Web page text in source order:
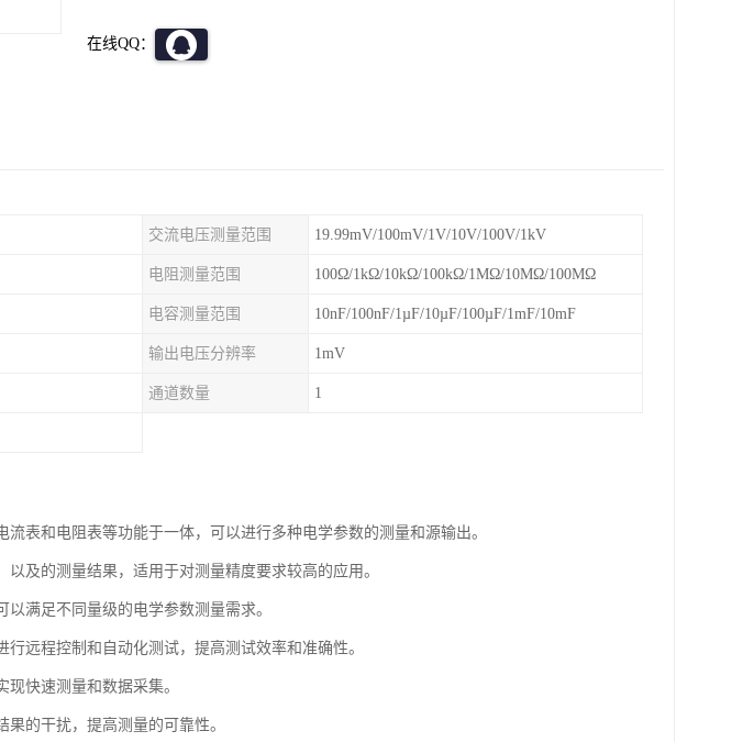
在线QQ：
交流电压测量范围 19.99mV/100mV/1V/10V/100V/1kV
电阻测量范围 100Ω/1kΩ/10kΩ/100kΩ/1MΩ/10MΩ/100MΩ
电容测量范围 10nF/100nF/1µF/10µF/100µF/1mF/10mF
输出电压分辨率 1mV
通道数量 1
表和电阻表等功能于一体，可以进行多种电学参数的测量和源输出。
及的测量结果，适用于对测量精度要求较高的应用。
满足不同量级的电学参数测量需求。
远程控制和自动化测试，提高测试效率和准确性。
快速测量和数据采集。
的干扰，提高测量的可靠性。